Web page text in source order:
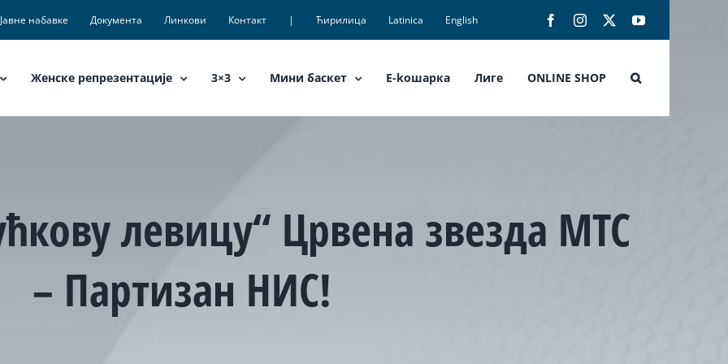
Јавне набавке Документа Линкови Контакт | Ћирилица Latinica English FacebookInstagram YouTube
Женске репрезентације 3×3 Мини баскет E-koшарка Лиге ONLINE SHOP
левицу“ Црвена звезда МТС
– Партизан НИС!